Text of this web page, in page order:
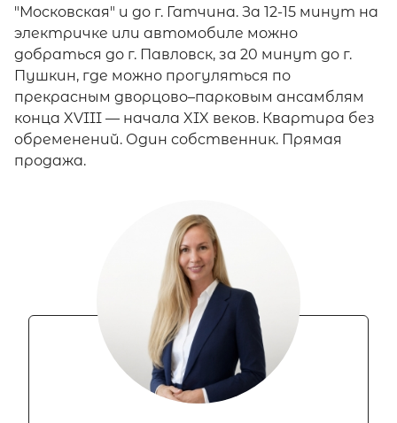
"Московская" и до г. Гатчина. За 12-15 минут на
электричке или автомобиле можно
добраться до г. Павловск, за 20 минут до г.
Пушкин, где можно прогуляться по
прекрасным дворцово–парковым ансамблям
конца XVIII — начала XIX веков. Квартира без
обременений. Один собственник. Прямая
продажа.